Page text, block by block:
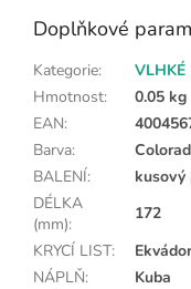
Doplňkové
Kategorie:
VLHKÉ
Hmotnost:
0.05 kg
EAN:
Barva:
BALENÍ:
kusový
DÉLKA
(mm):
172
KRYCÍ LIST:
Ekvádor
NÁPLŇ:
Kuba